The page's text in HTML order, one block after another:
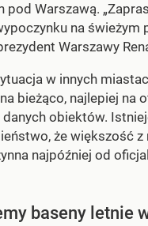
pod Warszawą.
na świeżym
Warszawy
w innych
bieżąco, najlepiej na
obiektów.
że większość z
najpóźniej od
baseny letnie